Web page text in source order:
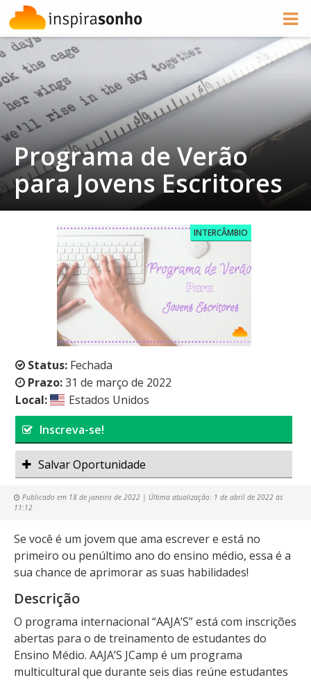
Programa de Verão
para Jovens Escritores
INTERCÂMBIO
Status: Fechada
Prazo:31 de março de 2022
Local:
Estados Unidos
Inscreva-se!
Salvar Oportunidade
Publicado em 18 de janeiro de 2022 | Última atualização: 1 de abril de 2022 às
11:12
Se você é um jovem que ama escrever e está no
primeiro ou penúltimo ano do ensino médio, essa é a
sua chance de aprimorar as suas habilidades!
Descrição
O programa internacional “AAJA’S” está com inscrições
abertas para o de treinamento de estudantes do
Ensino Médio. AAJA’S JCamp é um programa
multicultural que durante seis dias reúne estudantes